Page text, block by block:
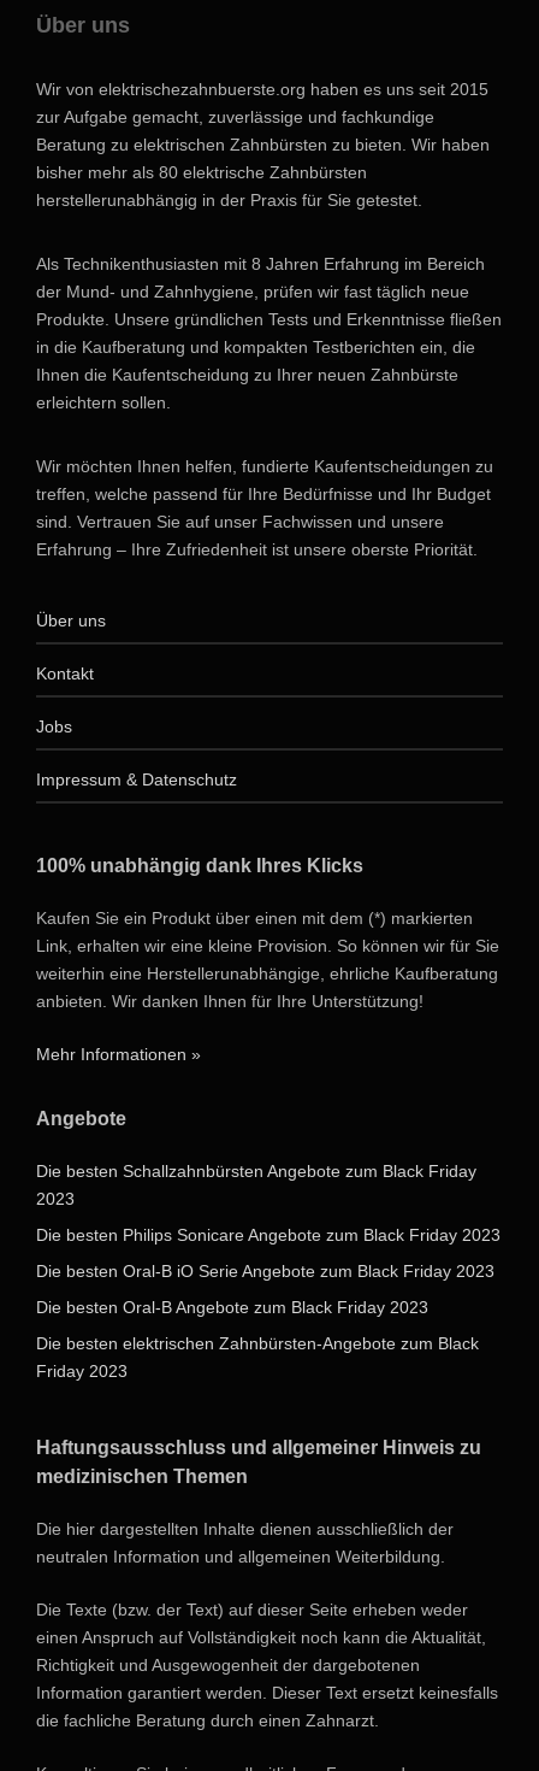
Über uns
Wir von elektrischezahnbuerste.org haben es uns seit 2015
zur Aufgabe gemacht, zuverlässige und fachkundige
Beratung zu elektrischen Zahnbürsten zu bieten. Wir haben
bisher mehr als 80 elektrische Zahnbürsten
herstellerunabhängig in der Praxis für Sie getestet.
Als Technikenthusiasten mit 8 Jahren Erfahrung im Bereich
der Mund- und Zahnhygiene, prüfen wir fast täglich neue
Produkte. Unsere gründlichen Tests und Erkenntnisse fließen
in die Kaufberatung und kompakten Testberichten ein, die
Ihnen die Kaufentscheidung zu Ihrer neuen Zahnbürste
erleichtern sollen.
Wir möchten Ihnen helfen, fundierte Kaufentscheidungen zu
treffen, welche passend für Ihre Bedürfnisse und Ihr Budget
sind. Vertrauen Sie auf unser Fachwissen und unsere
Erfahrung – Ihre Zufriedenheit ist unsere oberste Priorität.
Über uns
Kontakt
Jobs
Impressum & Datenschutz
100% unabhängig dank Ihres Klicks
Kaufen Sie ein Produkt über einen mit dem (*) markierten
Link, erhalten wir eine kleine Provision. So können wir für Sie
weiterhin eine Herstellerunabhängige, ehrliche Kaufberatung
anbieten. Wir danken Ihnen für Ihre Unterstützung!
Mehr Informationen »
Angebote
Die besten Schallzahnbürsten Angebote zum Black Friday
2023
Die besten Philips Sonicare Angebote zum Black Friday 2023
Die besten Oral-B iO Serie Angebote zum Black Friday 2023
Die besten Oral-B Angebote zum Black Friday 2023
Die besten elektrischen Zahnbürsten-Angebote zum Black
Friday 2023
Haftungsausschluss und allgemeiner Hinweis zu
medizinischen Themen
Die hier dargestellten Inhalte dienen ausschließlich der
neutralen Information und allgemeinen Weiterbildung.
Die Texte (bzw. der Text) auf dieser Seite erheben weder
einen Anspruch auf Vollständigkeit noch kann die Aktualität,
Richtigkeit und Ausgewogenheit der dargebotenen
Information garantiert werden. Dieser Text ersetzt keinesfalls
die fachliche Beratung durch einen Zahnarzt.